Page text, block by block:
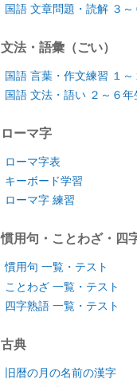
国語 文章問題・読解 ３～
文法・語彙（ごい）
国語 言葉・作文練習 １～
国語 文法・語い ２～６年
ローマ字
ローマ字表
キーボード学習
ローマ字 練習
慣用句・ことわざ・四
慣用句 一覧・テスト
ことわざ 一覧・テスト
四字熟語 一覧・テスト
古典
旧暦の月の名前の漢字